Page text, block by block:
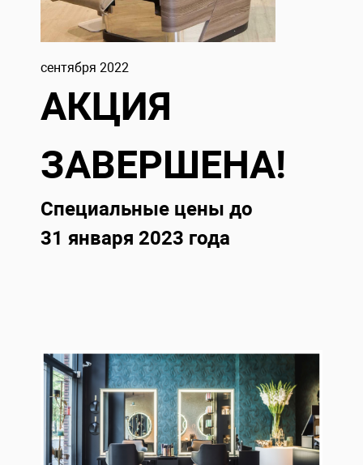
сентября 2022
АКЦИЯ
ЗАВЕРШЕНА!
Специальные цены до
31 января 2023 года